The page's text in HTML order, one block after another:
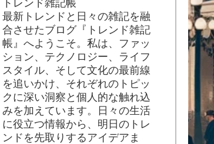
トレンド雑記帳
最新トレンドと日々の雑記を融
合させたブログ『トレンド雑記
帳』へようこそ。私は、ファッ
ション、テクノロジー、ライフ
スタイル、そして文化の最前線
を追いかけ、それぞれのトピッ
クに深い洞察と個人的な触れ込
みを加えています。日々の生活
に役立つ情報から、明日のトレ
ンドを先取りするアイデアま